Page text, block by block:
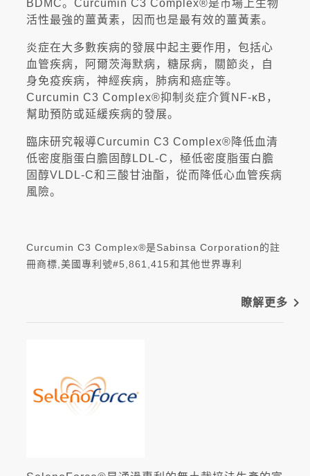
BDMC。Curcumin C3 Complex®是市場上生物
活性最強的薑黃素，因而也是最有效的薑黃素。
炎症在大多數疾病的發展中起主要作用，包括心
血管疾病，阿爾茨海默病，糖尿病，關節炎，自
身免疫疾病，神經疾病，肺病和癌症等。
Curcumin C3 Complex®抑制炎症介質NF-κB，
幫助預防或延緩疾病的發展。
臨床研究報導Curcumin C3 Complex®降低血清
低密度脂蛋白膽固醇LDL-C，極低密度脂蛋白膽
固醇VLDL-C和三酸甘油酯，從而降低心血管疾病
風險。
Curcumin C3 Complex®是Sabinsa Corporation的註
冊商標,美國專利號#5,861,415和其他世界專利
瞭解更多 navigate_next